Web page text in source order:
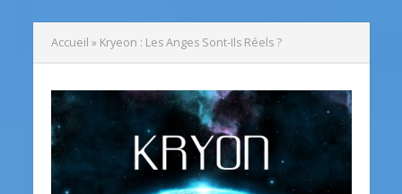
Accueil » Kryeon : Les Anges Sont-Ils Réels ?